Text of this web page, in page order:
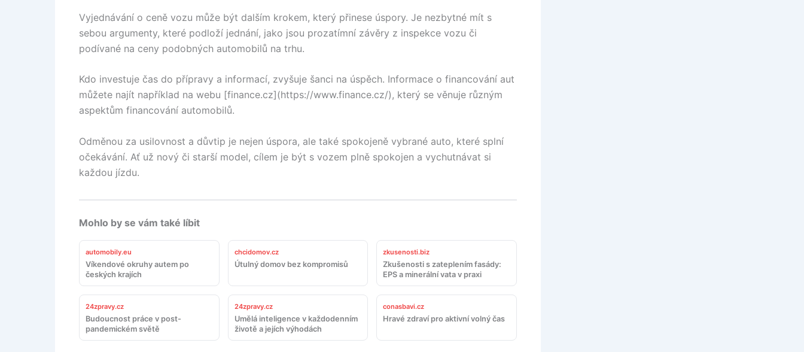
Vyjednávání o ceně vozu může být dalším krokem, který přinese úspory. Je nezbytné mít s
sebou argumenty, které podloží jednání, jako jsou prozatímní závěry z inspekce vozu či
podívané na ceny podobných automobilů na trhu.
Kdo investuje čas do přípravy a informací, zvyšuje šanci na úspěch. Informace o financování aut
můžete najít například na webu [finance.cz](https://www.finance.cz/), který se věnuje různým
aspektům financování automobilů.
Odměnou za usilovnost a důvtip je nejen úspora, ale také spokojeně vybrané auto, které splní
očekávání. Ať už nový či starší model, cílem je být s vozem plně spokojen a vychutnávat si
každou jízdu.
Mohlo by se vám také líbit
automobily.eu
Víkendové okruhy autem po
českých krajích
chcidomov.cz
Útulný domov bez kompromisů
zkusenosti.biz
Zkušenosti s zateplením fasády:
EPS a minerální vata v praxi
24zpravy.cz
Budoucnost práce v post-
pandemickém světě
24zpravy.cz
Umělá inteligence v každodenním
životě a jejích výhodách
conasbavi.cz
Hravé zdraví pro aktivní volný čas